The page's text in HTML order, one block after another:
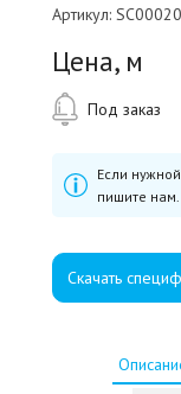
Артикул:
Цена, м
Под заказ
Если
пишите нам.
Скачать